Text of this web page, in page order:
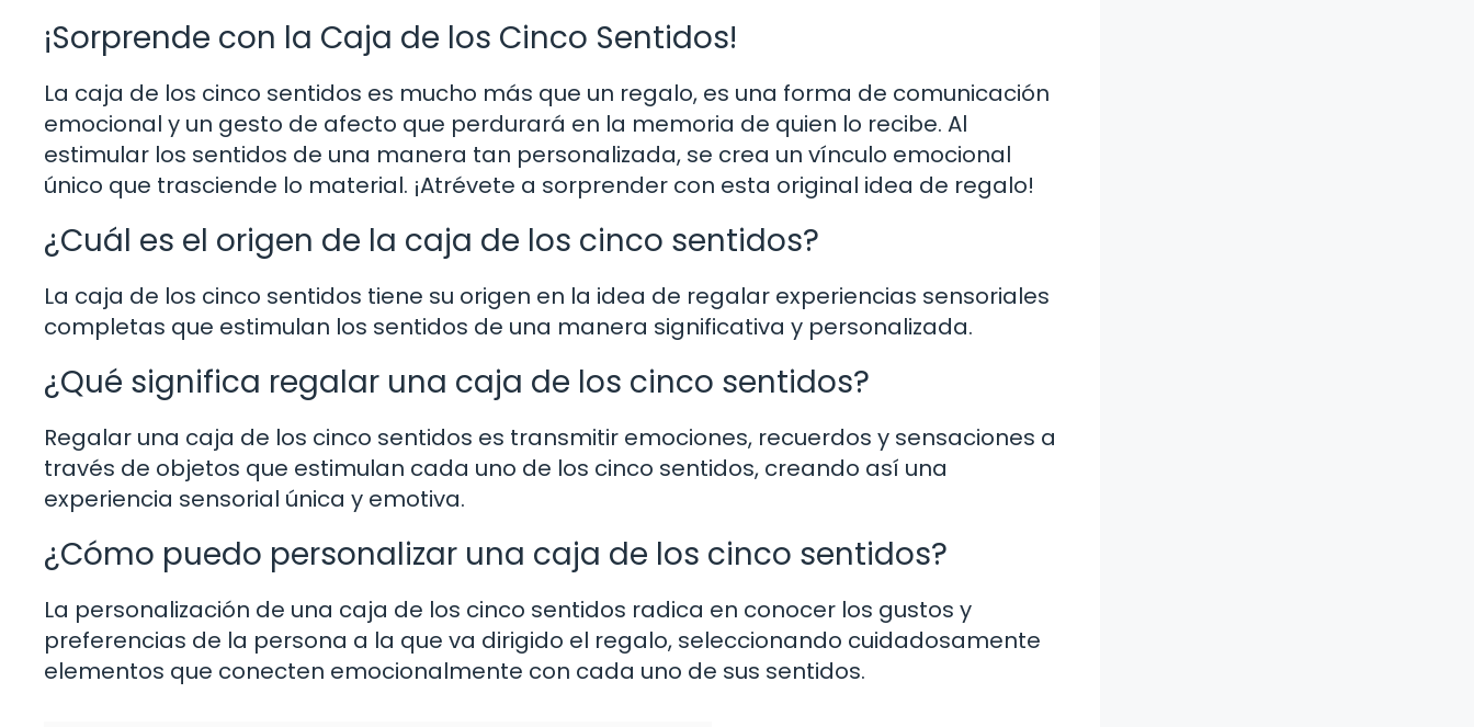
¡Sorprende con la Caja de los Cinco Sentidos!
La caja de los cinco sentidos es mucho más que un regalo, es una forma de comunicación
emocional y un gesto de afecto que perdurará en la memoria de quien lo recibe. Al
estimular los sentidos de una manera tan personalizada, se crea un vínculo emocional
único que trasciende lo material. ¡Atrévete a sorprender con esta original idea de regalo!
¿Cuál es el origen de la caja de los cinco sentidos?
La caja de los cinco sentidos tiene su origen en la idea de regalar experiencias sensoriales
completas que estimulan los sentidos de una manera significativa y personalizada.
¿Qué significa regalar una caja de los cinco sentidos?
Regalar una caja de los cinco sentidos es transmitir emociones, recuerdos y sensaciones a
través de objetos que estimulan cada uno de los cinco sentidos, creando así una
experiencia sensorial única y emotiva.
¿Cómo puedo personalizar una caja de los cinco sentidos?
La personalización de una caja de los cinco sentidos radica en conocer los gustos y
preferencias de la persona a la que va dirigido el regalo, seleccionando cuidadosamente
elementos que conecten emocionalmente con cada uno de sus sentidos.